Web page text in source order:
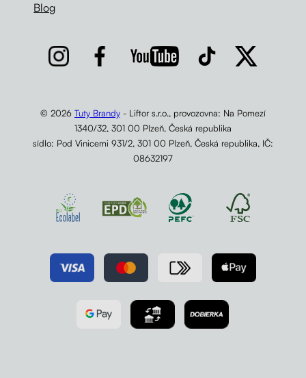
Blog
© 2026 Tuty Brandy- Liftor s.r.o., provozovna: Na Pomezí
1340/32, 301 00 Plzeň, Česká republika
sídlo: Pod Vinicemi 931/2, 301 00 Plzeň, Česká republika, IČ:
08632197